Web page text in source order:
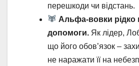
перешкоди чи відстань.
Альфа-вовки рідко
допомоги. Як лідер,
що його обов’язок –
не наражати її на